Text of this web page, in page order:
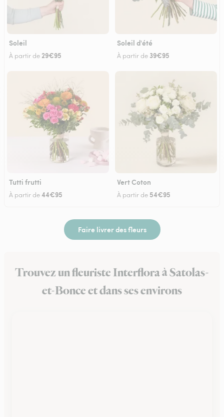
Soleil
À partir de 29€95
Soleil d'été
À partir de 39€95
Tutti frutti
À partir de44€95
Vert Coton
À partir de 54€95
Faire livrer des fleurs
Trouvez un fleuriste Interflora à Satolas-
et-Bonce et dans ses environs